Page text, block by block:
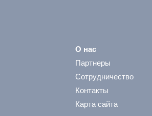
О нас
Партнеры
Сотрудничество
Контакты
Карта сайта